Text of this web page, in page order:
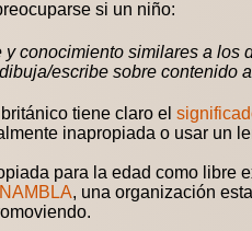
si un niño:
conocimiento similares a
escribe sobre
tiene claro el
inapropiada o usar un
para la edad como libre
, una organización